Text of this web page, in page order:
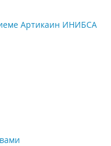
Артикаин ИНИБСА